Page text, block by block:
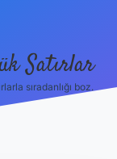
Satırlar
sıradanlığı boz.